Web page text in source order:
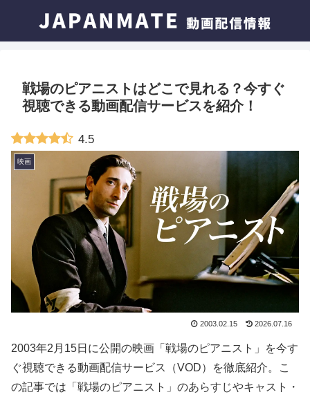
戦場のピアニストはどこで見れる？今すぐ
視聴できる動画配信サービスを紹介！
4.5
映画
2003.02.15 2026.07.16
2003年2月15日に公開の映画「戦場のピアニスト」を今す
ぐ視聴できる動画配信サービス（VOD）を徹底紹介。こ
の記事では「戦場のピアニスト」のあらすじやキャスト・